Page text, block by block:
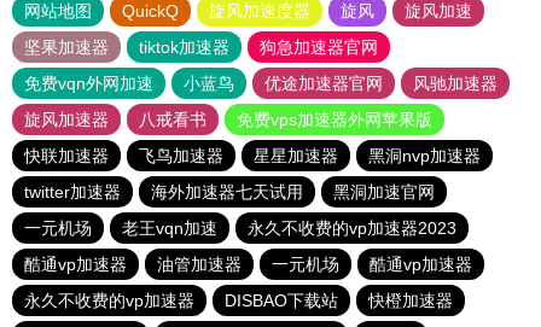
网站地图 QuickQ 旋风加速度器 旋风
旋风加速
坚果加速器
tiktok加速器
狗急加速器官网
免费vqn外网加速
小蓝鸟 优途加速器官网
风驰加速器
旋风加速器
八戒看书
免费vps加速器外网苹果版
快联加速器
飞鸟加速器 星星加速器
黑洞nvp加速器
twitter加速器
海外加速器七天试用
黑洞加速官网
一元机场
老王vqn加速
永久不收费的vp加速器2023
酷通vp加速器
油管加速器 一元机场
酷通vp加速器
永久不收费的vp加速器
DISBAO下载站 快橙加速器